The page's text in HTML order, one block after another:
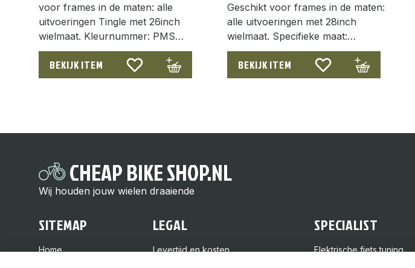
voor frames in de maten: alle
uitvoeringen Tingle met 26inch
wielmaat. Kleurnummer: PMS…
BEKIJK ITEM
Geschikt voor frames in de maten:
alle uitvoeringen met 28inch
wielmaat. Specifieke maat:…
BEKIJK ITEM
CHEAP BIKE SHOP.NL
Wij houden jouw wielen draaiende
SITEMAP
Home
LEGAL
Levertijd en kosten
SPECIALIST
Elektrische fiets tuning